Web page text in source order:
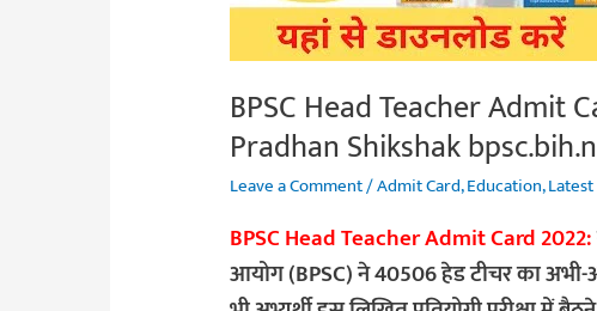
BPSC Head Teacher Admit
Pradhan Shikshak
Leave a Comment/Admit Card,Education,
BPSC Head Teacher Admit Card 2022:
आयोग (BPSC) ने 40506 हेड टीचर का अभी-
प्रवेश
पत्र
जारी
Pradhan
Shikshak
bpsc.bih.nic.in